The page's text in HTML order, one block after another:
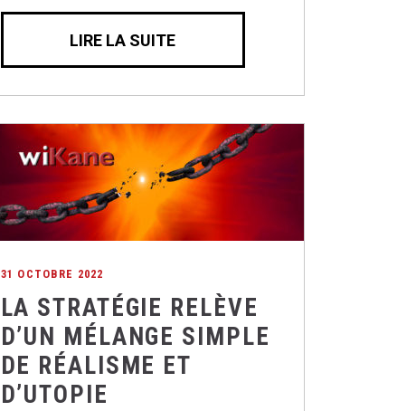
LIRE LA SUITE
31 OCTOBRE 2022
LA STRATÉGIE RELÈVE
D’UN MÉLANGE SIMPLE
DE RÉALISME ET
D’UTOPIE